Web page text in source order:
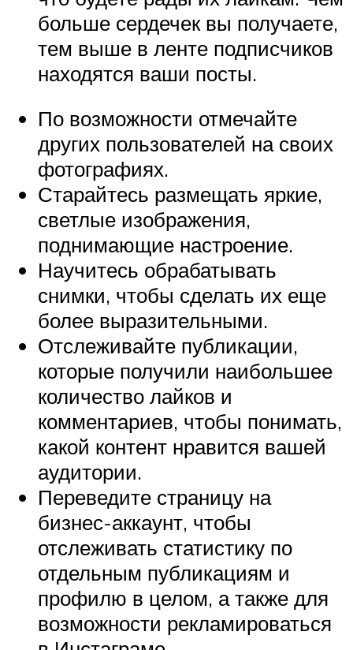
больше сердечек вы получаете,
тем выше в ленте подписчиков
находятся ваши посты.
По возможности отмечайте
других пользователей на своих
фотографиях.
Старайтесь размещать яркие,
светлые изображения,
поднимающие настроение.
Научитесь обрабатывать
снимки, чтобы сделать их еще
более выразительными.
Отслеживайте публикации,
которые получили наибольшее
количество лайков и
комментариев, чтобы понимать,
какой контент нравится вашей
аудитории.
Переведите страницу на
бизнес-аккаунт, чтобы
отслеживать статистику по
отдельным публикациям и
профилю в целом, а также для
возможности рекламироваться